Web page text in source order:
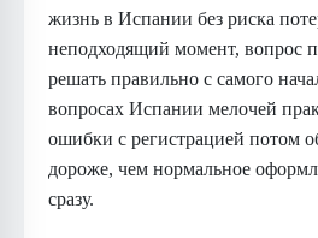
жизнь в Испании без риска
неподходящий момент, вопрос
решать правильно с самого
вопросах Испании мелочей
ошибки с регистрацией потом
дороже, чем нормальное
сразу.